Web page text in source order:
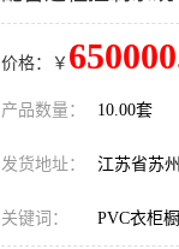
价格：￥
产品数量： 10.00套
发货地址： 江苏省苏
关键词： PVC衣柜